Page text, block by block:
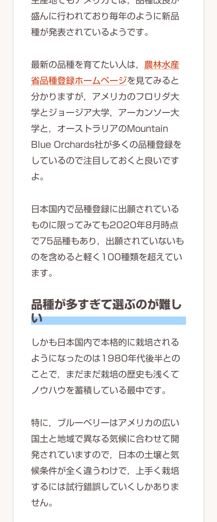
盛んに行われており毎年のように新品
種が発表されているようです。
最新の品種を育てたい人は， 農林水産
省品種登録ホームページを見てみると
分かりますが，アメリカのフロリダ大
学とジョージア大学，アーカンソー大
学と，オーストラリアのMountain
Blue Orchards社が多くの品種登録を
しているので注目しておくと良いです
よ。
日本国内で品種登録に出願されている
ものに限ってみても2020年8月時点
で75品種もあり，出願されていないも
のを含めると軽く100種類を超えてい
ます。
品種が多すぎて選ぶのが難し
い
しかも日本国内で本格的に栽培される
ようになったのは1980年代後半との
ことで，まだまだ栽培の歴史も浅くて
ノウハウを蓄積している最中です。
特に，ブルーベリーはアメリカの広い
国土と地域で異なる気候に合わせて開
発されていますので，日本の土壌と気
候条件が全く違うわけで，上手く栽培
するには試行錯誤していくしかありま
せん。